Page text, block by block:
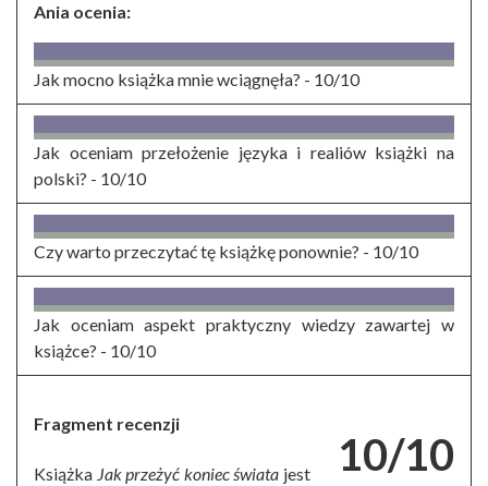
Ania ocenia:
Jak mocno książka mnie wciągnęła? - 10/10
Jak oceniam przełożenie języka i realiów książki na
polski? - 10/10
Czy warto przeczytać tę książkę ponownie? - 10/10
Jak oceniam aspekt praktyczny wiedzy zawartej w
książce? - 10/10
10/10
Fragment recenzji
Książka Jak przeżyć koniec świata jest